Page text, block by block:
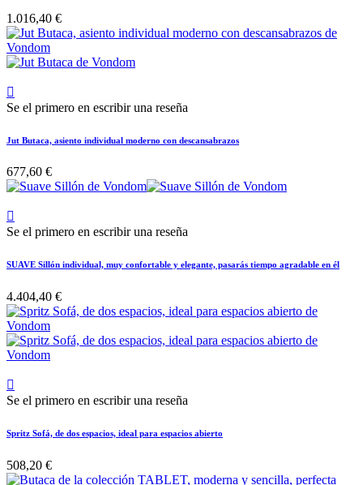
1.016,40 €

Se el primero en escribir una reseña
Jut Butaca, asiento individual moderno con descansabrazos
677,60 €

Se el primero en escribir una reseña
SUAVE Sillón individual, muy confortable y elegante, pasarás tiempo agradable en él
4.404,40 €

Se el primero en escribir una reseña
Spritz Sofá, de dos espacios, ideal para espacios abierto
508,20 €